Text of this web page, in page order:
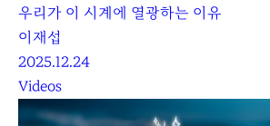
우리가 이 시계에 열광하는 이유
이재섭
2025.12.24
Videos